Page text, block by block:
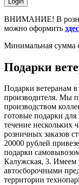
ВНИМАНИЕ! В
можно оформить
Минимальная сумма
Подарки
Подарки ветеранам
производителя. Мы
производством
готовые подарки для
течение нескольких
розничных заказов
20000 рублей
подарки
Калужская, 3.
автосборочными
территории